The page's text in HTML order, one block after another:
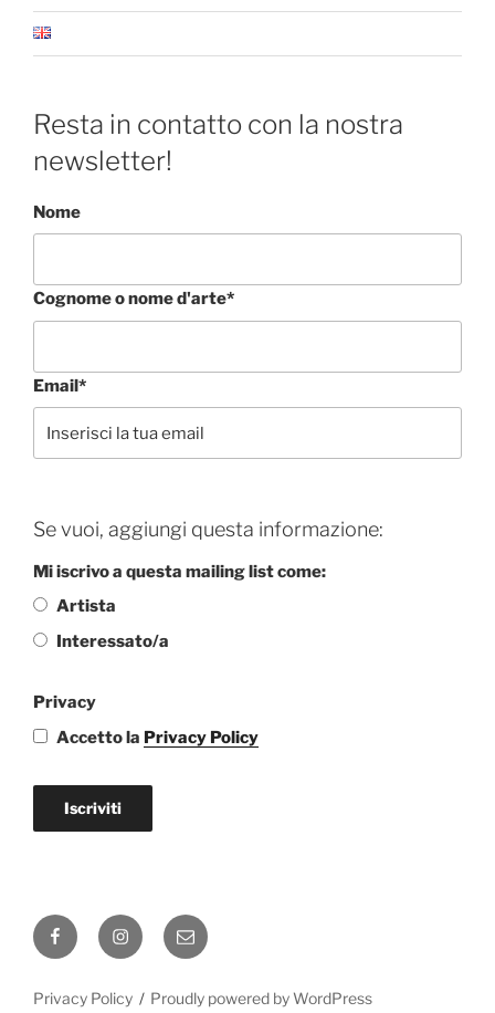
Resta in contatto con la nostra
newsletter!
Nome
Cognome o nome d'arte*
Email*
Se vuoi, aggiungi questa informazione:
Mi iscrivo a questa mailing list come:
Artista
Interessato/a
Privacy
Accetto la Privacy Policy
Iscriviti
FacebookInstagramEmail
Privacy Policy Proudly powered by WordPress